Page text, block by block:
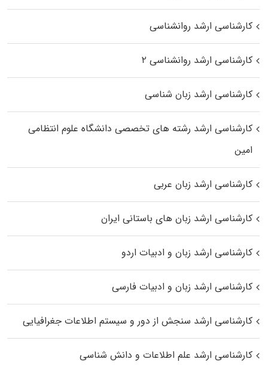
کارشناسی ارشد روانشناسی
کارشناسی ارشد روانشناسی ۲
کارشناسی ارشد زبان شناسی
کارشناسی ارشد رﺷﺘﻪ ﻫﺎی تخصصی داﻧﺸﮕﺎه ﻋﻠﻮم انتظامی
اﻣﻴﻦ
کارشناسی ارشد زبان عربی
کارشناسی ارشد زبان‌ های باستانی ایران
کارشناسی ارشد زبان و ادبیات اردو
کارشناسی ارشد زبان و ادبیات فارسی
کارشناسی ارشد سنجش از دور و سیستم اطلاعات جغرافیایی
کارشناسی ارشد علم اطلاعات و دانش شناسی